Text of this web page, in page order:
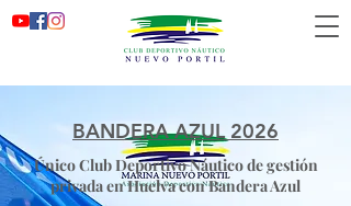
BANDERA AZUL 2026
​Único Club Deportivo Náutico de gestión
privada en Huelva con Bandera Azul